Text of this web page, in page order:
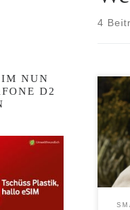
4
ist
size.
font size. font size.
NUN
D2